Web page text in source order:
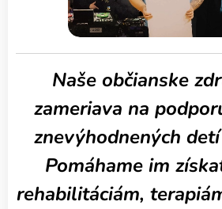
Naše občianske
zameriava na
znevýhodnených
Pomáhame im
rehabilitáciám,